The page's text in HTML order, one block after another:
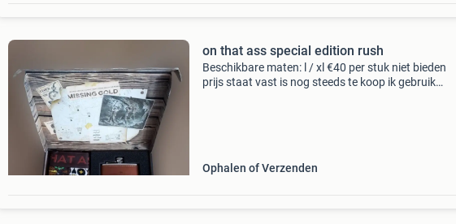
on that ass special edition rush
Beschikbare maten: l / xl €40 per stuk niet bieden
prijs staat vast is nog steeds te koop ik gebruik
Ophalen of Verzenden